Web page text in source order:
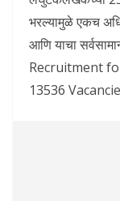
भरल्यामुळे एकच
आणि याचा
Recruitment
13536